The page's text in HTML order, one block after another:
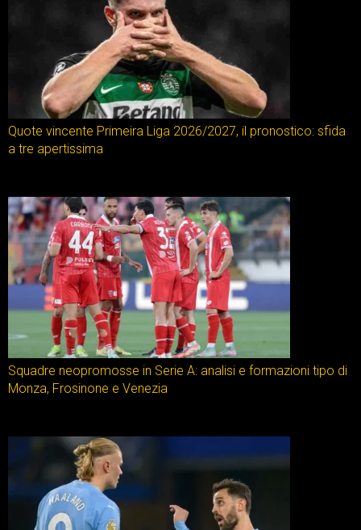
Quote vincente Primeira Liga 2026/2027, il pronostico: sfida
a tre apertissima
Squadre neopromosse in Serie A: analisi e formazioni tipo di
Monza, Frosinone e Venezia